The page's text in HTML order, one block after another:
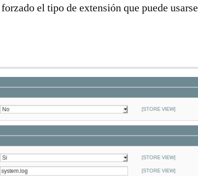
el tipo de extensión que puede usarse